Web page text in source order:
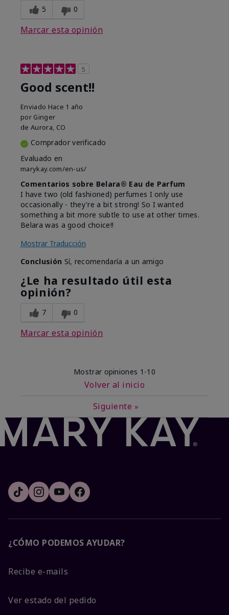
5 0
Marcar esta opinión
5
Good scent!!
Enviado Hace 1 año
por Ginger
de Aurora, CO
Comprador verificado
Evaluado en
marykay.com/en-us/
Comentarios sobre Belara® Eau de Parfum
I have two (old fashioned) perfumes I only use
occasionally - they're a bit strong! So I wanted
something a bit more subtle to use at other times.
Belara was a good choice!!
Mostrar Traducción
Conclusión Sí, recomendaría a un amigo
¿Le ha resultado útil esta
opinión?
7 0
Marcar esta opinión
Mostrar opiniones 1-10
Volver al inicio
Siguiente »
¿CÓMO PODEMOS AYUDAR?
Recibe e-mails
Ver estado del pedido